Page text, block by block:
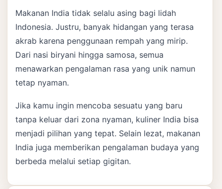
Makanan India tidak selalu asing bagi lidah
Indonesia. Justru, banyak hidangan yang terasa
akrab karena penggunaan rempah yang mirip.
Dari nasi biryani hingga samosa, semua
menawarkan pengalaman rasa yang unik namun
tetap nyaman.
Jika kamu ingin mencoba sesuatu yang baru
tanpa keluar dari zona nyaman, kuliner India bisa
menjadi pilihan yang tepat. Selain lezat, makanan
India juga memberikan pengalaman budaya yang
berbeda melalui setiap gigitan.